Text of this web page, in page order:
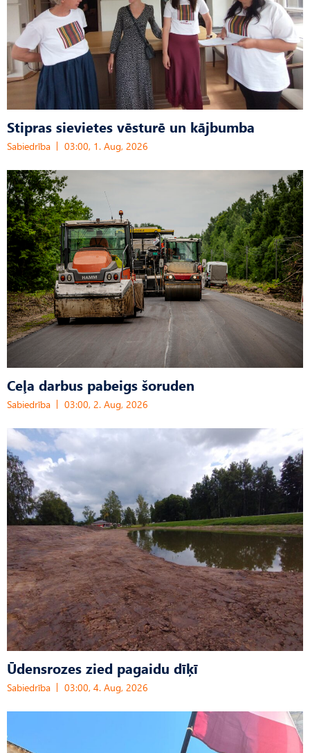
Stipras sievietes vēsturē un kājbumba
Sabiedrība 03:00, 1. Aug, 2026
Ceļa darbus pabeigs šoruden
Sabiedrība 03:00, 2. Aug, 2026
Ūdensrozes zied pagaidu dīķī
Sabiedrība 03:00, 4. Aug, 2026